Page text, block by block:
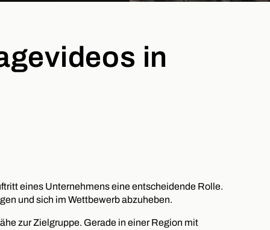
in
eines Unternehmens eine entscheidende Rolle.
und sich im Wettbewerb abzuheben.
zur Zielgruppe. Gerade in einer Region mit